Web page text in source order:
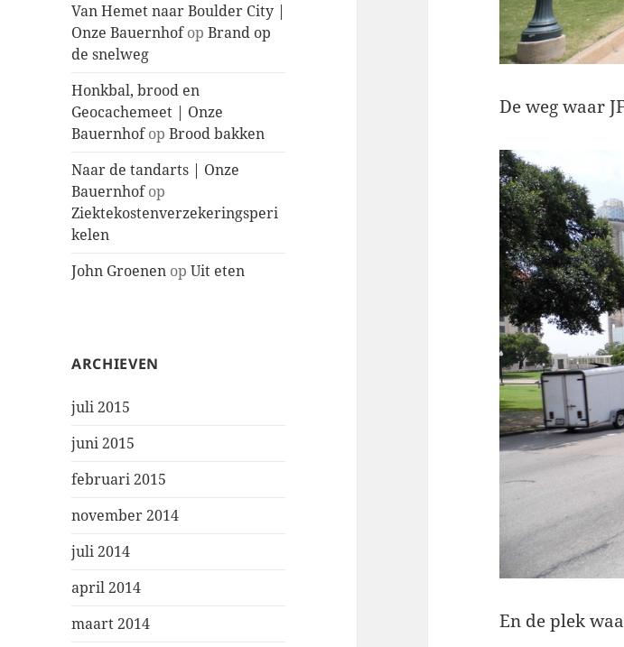
Van Hemet naar Boulder City |
Onze BauernhofopBrand op
de snelweg
Honkbal, brood en
Geocachemeet | Onze
BauernhofopBrood bakken
Naar de tandarts | Onze
Bauernhofop
Ziektekostenverzekeringsperi
kelen
John Groenen opUit eten
ARCHIEVEN
juli 2015
juni 2015
februari 2015
november 2014
juli 2014
april 2014
maart 2014
De weg waar
En de plek